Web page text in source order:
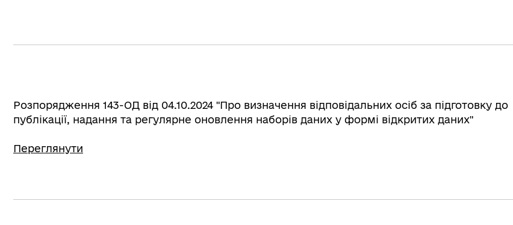
Розпорядження 143-ОД від 04.10.2024 "Про визначення відповідальних осіб за підготовку до
публікації, надання та регулярне оновлення наборів даних у формі відкритих даних"
Переглянути